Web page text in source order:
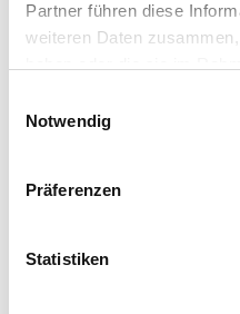
Partner führen diese
weiteren Daten
Notwendig
Präferenzen
Statistiken
Riecht der Pulli nach
draussen auslüften
weicher werden und
ihn einfach in einen
Minustemperaturen